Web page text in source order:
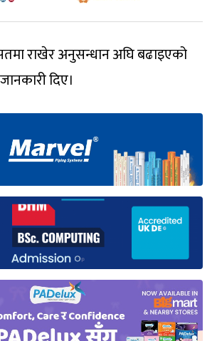
राखेर अनुसन्धान अघि बढाइएको
दिए।